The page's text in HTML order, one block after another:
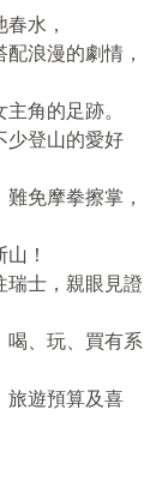
水，
浪漫的劇情，
角的足跡。
少登山的愛好
免摩拳擦掌，
！
瑞士，親眼見證
喝、玩、買有系
旅遊預算及喜